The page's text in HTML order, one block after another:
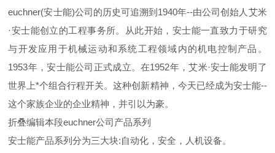
euchner(安士能)公司的历史可追溯到1940年--由公司创始人艾米
·安士能创立的工程事务所。从此开始，安士能一直致力于研究
与开发应用于机械运动和系统工程领域内的机电控制产品。
1953年，安士能公司正式成立。在1952年，艾米·安士能发明了
世界上*个组合行程开关。这种创新精神，今天已经成为安士能--
这个家族企业的企业精神，并引以为豪。
折叠编辑本段euchner公司产品系列
安士能产品系列分为三大块:自动化，安全，人机设备。